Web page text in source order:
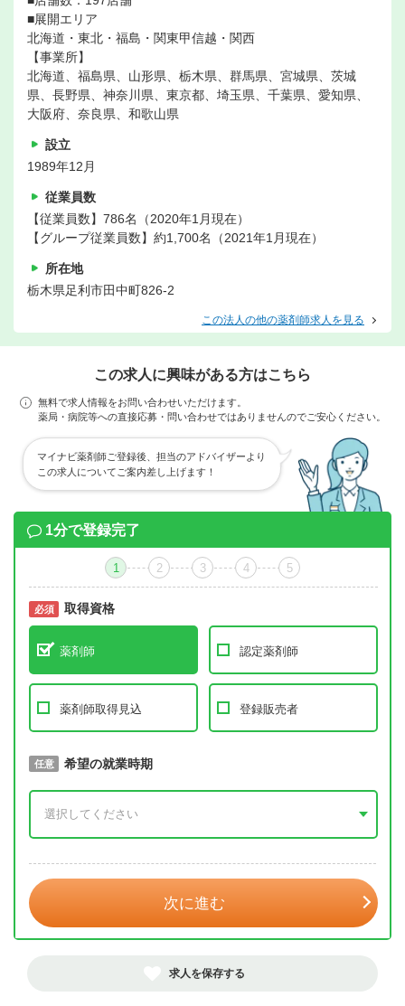
■展開エリア
北海道・東北・福島・関東甲信越・関西
【事業所】
北海道、福島県、山形県、栃木県、群馬県、宮城県、茨城
県、長野県、神奈川県、東京都、埼玉県、千葉県、愛知県、
大阪府、奈良県、和歌山県
設立
1989年12月
従業員数
【従業員数】786名（2020年1月現在）
【グループ従業員数】約1,700名（2021年1月現在）
所在地
栃木県足利市田中町826-2
この法人の他の薬剤師求人を見る
この求人に興味がある方はこちら
無料で求人情報をお問い合わせいただけます。
薬局・病院等への直接応募・問い合わせではありませんのでご安心ください。
マイナビ薬剤師ご登録後、担当のアドバイザーより
この求人についてご案内差し上げます！
1分で登録完了
1 2 3 4 5
必須 取得資格
薬剤師 認定薬剤師
薬剤師取得見込 登録販売者
必須 取得予定年
任意 希望の就業時期
次に進む
求人を保存する